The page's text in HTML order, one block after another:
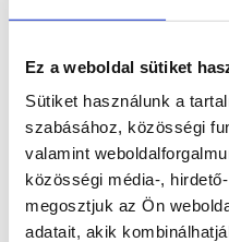
Ez a weboldal sütiket
Sütiket használunk a
szabásához, közösségi
valamint
közösségi média-,
megosztjuk az Ön
adatait, akik
Méretek
Hossz: 5,50 m
Tömeg : ~ 450 kg
Szélesség: 2 m
Merülési magasság: 0,25 m
Paraméterek